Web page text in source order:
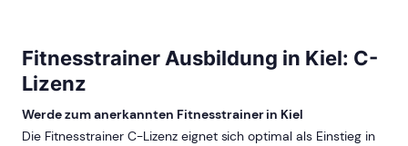
Fitnesstrainer Ausbildung in Kiel: C-
Lizenz
Werde zum anerkannten Fitnesstrainer in Kiel
Die Fitnesstrainer C-Lizenz eignet sich optimal als Einstieg in